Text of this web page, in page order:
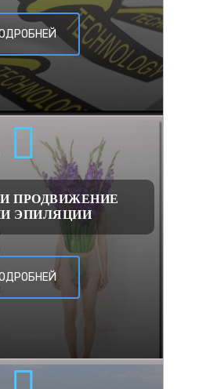
ПРОДВИЖЕНИЕ
ЭПИЛЯЦИИ